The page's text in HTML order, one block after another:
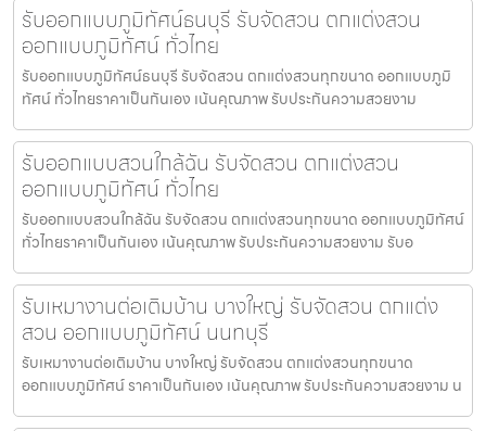
รับออกแบบภูมิทัศน์ธนบุรี รับจัดสวน ตกแต่งสวน
ออกแบบภูมิทัศน์ ทั่วไทย
รับออกแบบภูมิทัศน์ธนบุรี รับจัดสวน ตกแต่งสวนทุกขนาด ออกแบบภูมิ
ทัศน์ ทั่วไทยราคาเป็นกันเอง เน้นคุณภาพ รับประกันความสวยงาม
รับออกแบบสวนใกล้ฉัน รับจัดสวน ตกแต่งสวน
ออกแบบภูมิทัศน์ ทั่วไทย
รับออกแบบสวนใกล้ฉัน รับจัดสวน ตกแต่งสวนทุกขนาด ออกแบบภูมิทัศน์
ทั่วไทยราคาเป็นกันเอง เน้นคุณภาพ รับประกันความสวยงาม รับอ
รับเหมางานต่อเติมบ้าน บางใหญ่ รับจัดสวน ตกแต่ง
สวน ออกแบบภูมิทัศน์ นนทบุรี
รับเหมางานต่อเติมบ้าน บางใหญ่ รับจัดสวน ตกแต่งสวนทุกขนาด
ออกแบบภูมิทัศน์ ราคาเป็นกันเอง เน้นคุณภาพ รับประกันความสวยงาม น